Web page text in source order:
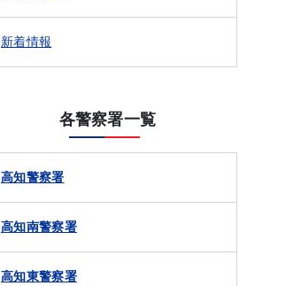
新着情報
各警察署一覧
高知警察署
高知南警察署
高知東警察署